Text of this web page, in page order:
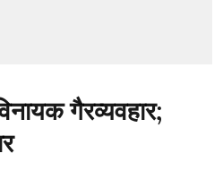
गैरव्यवहार;